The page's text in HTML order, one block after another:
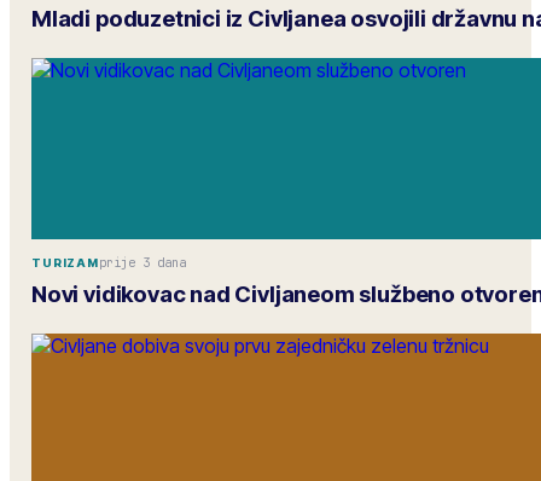
Mladi poduzetnici iz Civljanea osvojili državnu
TURIZAMprije 3 dana
Novi vidikovac nad Civljaneom službeno